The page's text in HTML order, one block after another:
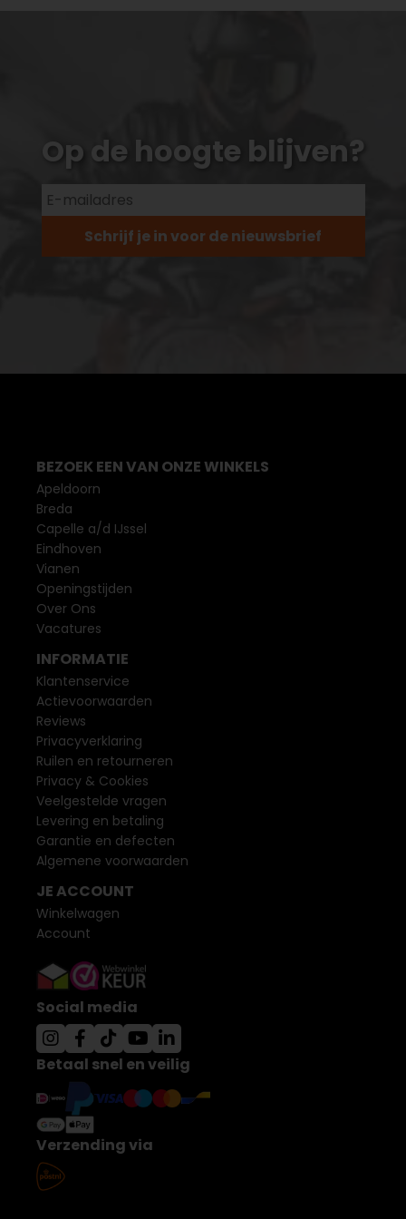
Op de hoogte blijven?
Schrijf je in voor de nieuwsbrief
BEZOEK EEN VAN ONZE WINKELS
Apeldoorn
Breda
Capelle a/d IJssel
Eindhoven
Vianen
Openingstijden
Over Ons
Vacatures
INFORMATIE
Klantenservice
Actievoorwaarden
Reviews
Privacyverklaring
Ruilen en retourneren
Privacy & Cookies
Veelgestelde vragen
Levering en betaling
Garantie en defecten
Algemene voorwaarden
JE ACCOUNT
Winkelwagen
Account
Social media
Betaal snel en veilig
Verzending via